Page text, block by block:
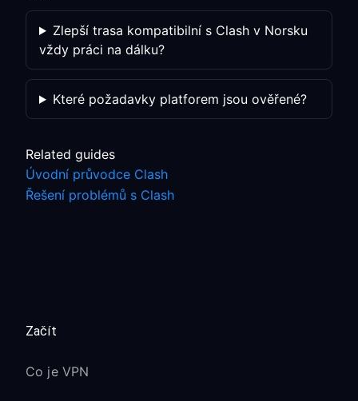
Zlepší trasa kompatibilní s Clash v Norsku
vždy práci na dálku?
Které požadavky platforem jsou ověřené?
Related guides
Úvodní průvodce Clash
Řešení problémů s Clash
Začít
Co je VPN